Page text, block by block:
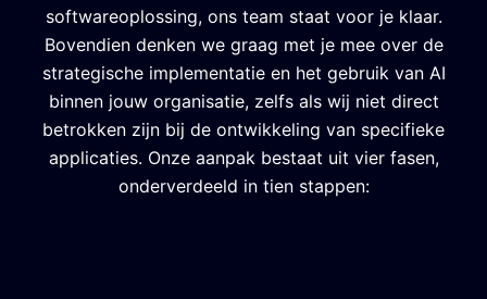
softwareoplossing, ons team staat voor je klaar.
Bovendien denken we graag met je mee over de
strategische implementatie en het gebruik van AI
binnen jouw organisatie, zelfs als wij niet direct
betrokken zijn bij de ontwikkeling van specifieke
applicaties. Onze aanpak bestaat uit vier fasen,
onderverdeeld in tien stappen: